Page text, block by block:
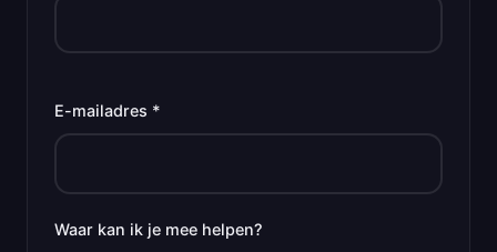
E-mailadres *
Waar kan ik je mee helpen?